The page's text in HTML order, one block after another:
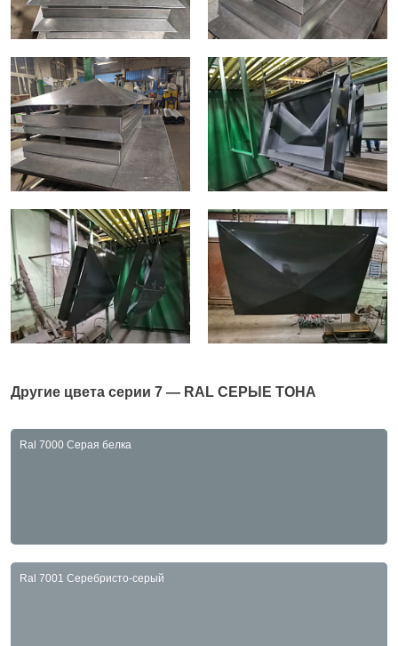
Другие цвета серии 7 — RAL СЕРЫЕ ТОНА
Ral 7000 Серая белка
Ral 7001 Серебристо-серый